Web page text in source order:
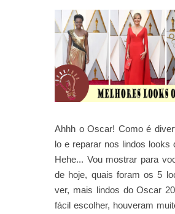
Ahhh o Oscar! Como é
lo e reparar nos lindos looks
Hehe... Vou mostrar para
de hoje, quais foram os 5
ver, mais lindos do Oscar
fácil escolher, houveram